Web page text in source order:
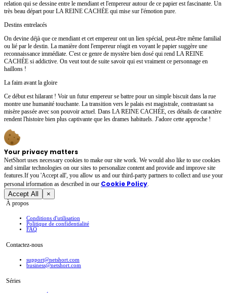
relation qui se dessine entre le mendiant et l'empereur autour de ce papier est fascinante. Un
très beau départ pour LA REINE CACHÉE qui mise sur l'émotion pure.
Destins entrelacés
On devine déjà que ce mendiant et cet empereur ont un lien spécial, peut-être même familial
ou lié par le destin. La manière dont l'empereur réagit en voyant le papier suggère une
reconnaissance immédiate. C'est ce genre de mystère bien dosé qui rend LA REINE
CACHÉE si addictive. On veut tout de suite savoir qui est vraiment ce personnage en
haillons !
La faim avant la gloire
Ce début est hilarant ! Voir un futur empereur se battre pour un simple biscuit dans la rue
montre une humanité touchante. La transition vers le palais est magistrale, contrastant sa
misère passée avec son pouvoir actuel. Dans LA REINE CACHÉE, ces détails de caractère
rendent l'histoire bien plus captivante que les drames habituels. J'adore cette approche !
Your privacy matters
NetShort uses necessary cookies to make our site work. We would also like to use cookies
and similar technologies on our sites to personalize content and provide and improve site
features.If you 'Accept all', you allow us and our third-party partners to collect and use your
personal irformation as described in our Cookie Policy.
Accept All ×
À propos
Conditions d'utilisation
Politique de confidentialité
FAQ
Contactez-nous
support@netshort.com
business@netshort.com
Séries